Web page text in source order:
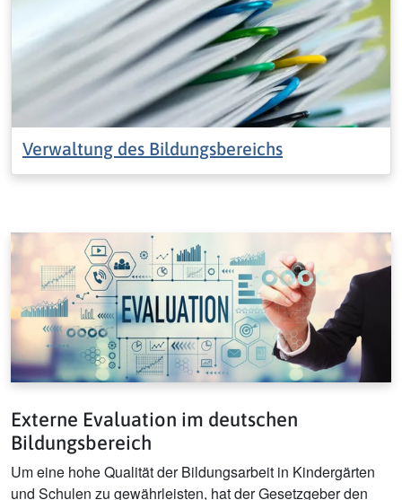
Verwaltung des Bildungsbereichs
Externe Evaluation im deutschen
Bildungsbereich
Um eine hohe Qualität der Bildungsarbeit in Kindergärten
und Schulen zu gewährleisten, hat der Gesetzgeber den